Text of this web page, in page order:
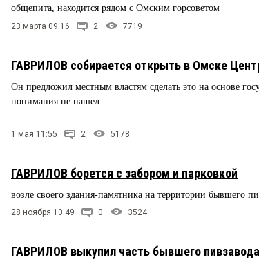
общепита, находится рядом с Омским горсоветом
23 марта 09:16 2 7719
ГАВРИЛОВ собирается открыть в Омске
Он предложил местным властям сделать это на основе
понимания не нашел
1 мая 11:55 2 5178
ГАВРИЛОВ борется с забором и парковкой
возле своего здания-памятника на территории бывшего
28 ноября 10:49 0 3524
ГАВРИЛОВ выкупил часть бывшего